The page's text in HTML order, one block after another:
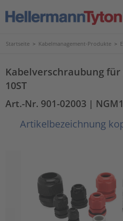
Startseite > Kabelmanagement-Produkte >
Kabelverschraubung für
10ST
Art.-Nr. 901-02003 |
Artikelbezeichnung